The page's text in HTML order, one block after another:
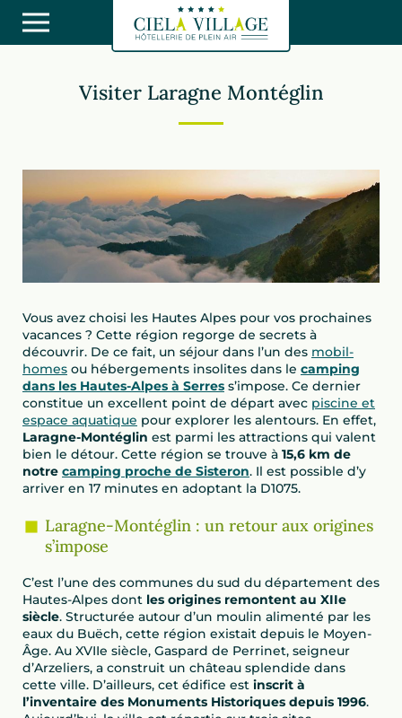
Visiter Laragne Montéglin
Vous avez choisi les Hautes Alpes pour vos prochaines
vacances ? Cette région regorge de secrets à
découvrir. De ce fait, un séjour dans l’un des mobil-
homes ou hébergements insolites dans le camping
dans les Hautes-Alpes à Serres s’impose. Ce dernier
constitue un excellent point de départ avec piscine et
espace aquatique pour explorer les alentours. En effet,
Laragne-Montéglin est parmi les attractions qui valent
bien le détour. Cette région se trouve à 15,6 km de
notre camping proche de Sisteron. Il est possible d’y
arriver en 17 minutes en adoptant la D1075.
Laragne-Montéglin : un retour aux origines
s’impose
C’est l’une des communes du sud du département des
Hautes-Alpes dont les origines remontent au XIIe
siècle. Structurée autour d’un moulin alimenté par les
eaux du Buëch, cette région existait depuis le Moyen-
Âge. Au XVIIe siècle, Gaspard de Perrinet, seigneur
d’Arzeliers, a construit un château splendide dans
cette ville. D’ailleurs, cet édifice est inscrit à
l’inventaire des Monuments Historiques depuis 1996.